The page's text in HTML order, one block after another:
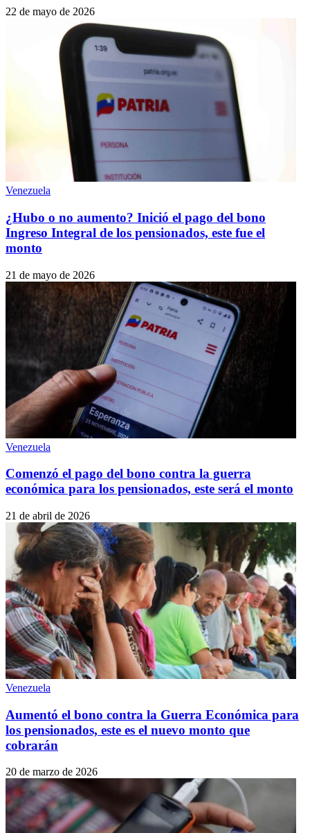
22 de mayo de 2026
Venezuela
¿Hubo o no aumento? Inició el pago del bono
Ingreso Integral de los pensionados, este fue el
monto
21 de mayo de 2026
Venezuela
Comenzó el pago del bono contra la guerra
económica para los pensionados, este será el monto
21 de abril de 2026
Venezuela
Aumentó el bono contra la Guerra Económica para
los pensionados, este es el nuevo monto que
cobrarán
20 de marzo de 2026